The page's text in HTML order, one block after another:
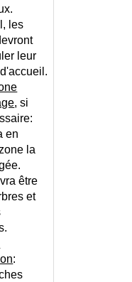
les
leur
, si
en
la
être
et
: